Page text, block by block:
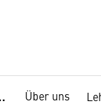
Über uns